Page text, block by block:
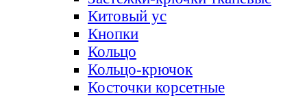
Китовый ус
Кнопки
Кольцо
Кольцо-крючок
Косточки корсетные